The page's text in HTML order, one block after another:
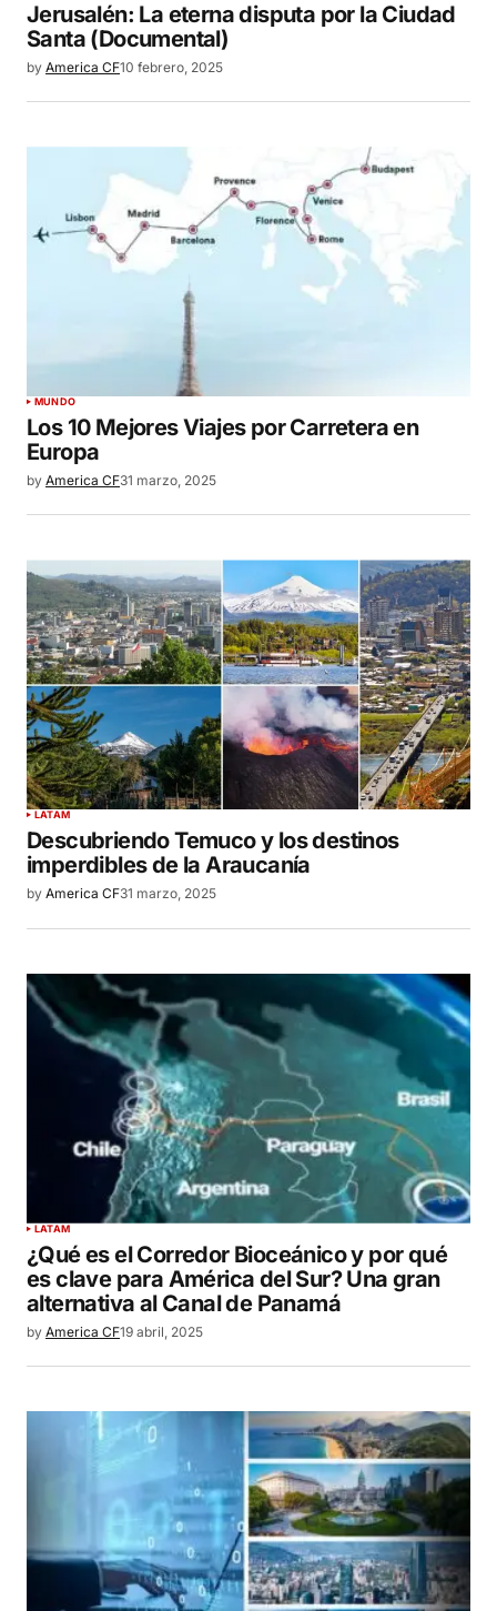
Jerusalén: La eterna disputa por la Ciudad
Santa (Documental)
by America CF10 febrero, 2025
MUNDO
Los 10 Mejores Viajes por Carretera en
Europa
by America CF31 marzo, 2025
LATAM
Descubriendo Temuco y los destinos
imperdibles de la Araucanía
by America CF31 marzo, 2025
LATAM
¿Qué es el Corredor Bioceánico y por qué
es clave para América del Sur? Una gran
alternativa al Canal de Panamá
by America CF19 abril, 2025